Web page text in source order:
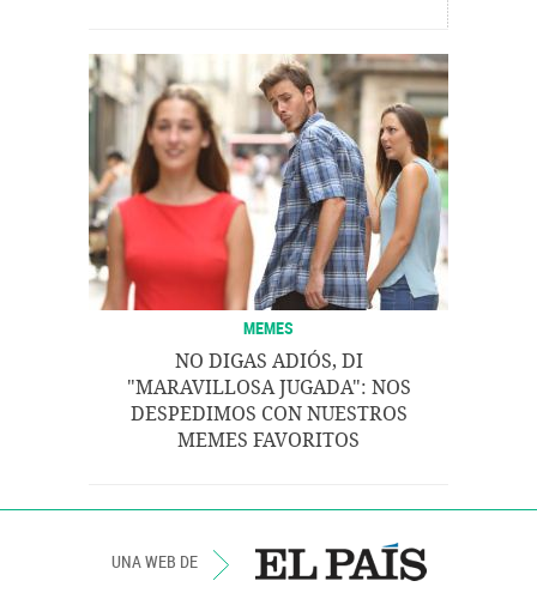
MEMES
NO DIGAS ADIÓS, DI
"MARAVILLOSA JUGADA": NOS
DESPEDIMOS CON NUESTROS
MEMES FAVORITOS
UNA WEB DE